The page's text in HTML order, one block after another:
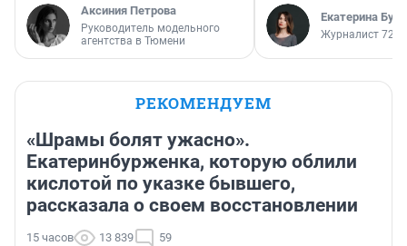
Аксиния Петрова
Руководитель модельного
агентства в Тюмени
Екатерина
Журналист
РЕКОМЕНДУЕМ
«Шрамы болят ужасно».
Екатеринбурженка, которую облили
кислотой по указке бывшего,
рассказала о своем восстановлении
15 часов 13 839 59